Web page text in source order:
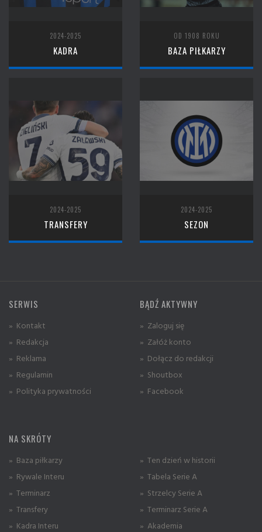
2024-2025
KADRA
OD 1908 ROKU
BAZA PIŁKARZY
2024-2025
TRANSFERY
2024-2025
SEZON
SERWIS
» Kontakt
» Redakcja
» Reklama
» Regulamin
» Polityka prywatności
BĄDŹ AKTYWNY
» Zaloguj się
» Załóż konto
» Dołącz do redakcji
» Shoutbox
» Facebook
NA SKRÓTY
» Baza piłkarzy
» Rywale Interu
» Terminarz
» Transfery
» Kadra Interu
» Ten dzień w historii
» Tabela Serie A
» Strzelcy Serie A
» Terminarz Serie A
» Akademia